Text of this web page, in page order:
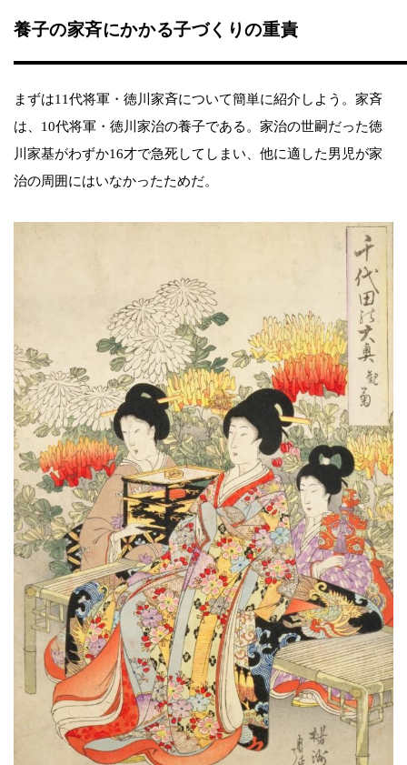
養子の家斉にかかる子づくりの重責
まずは11代将軍・徳川家斉について簡単に紹介しよう。家斉
は、10代将軍・徳川家治の養子である。家治の世嗣だった徳
川家基がわずか16才で急死してしまい、他に適した男児が家
治の周囲にはいなかったためだ。